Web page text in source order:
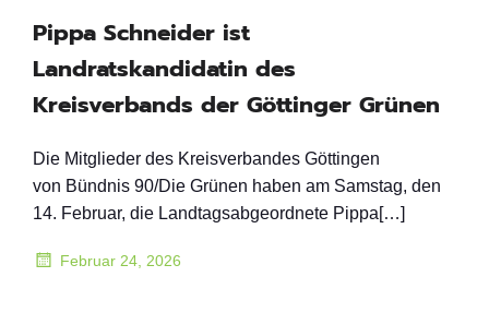
Pippa Schneider ist
Landratskandidatin des
Kreisverbands der Göttinger Grünen
Die Mitglieder des Kreisverbandes Göttingen
von Bündnis 90/Die Grünen haben am Samstag, den
14. Februar, die Landtagsabgeordnete Pippa[…]
Februar 24, 2026